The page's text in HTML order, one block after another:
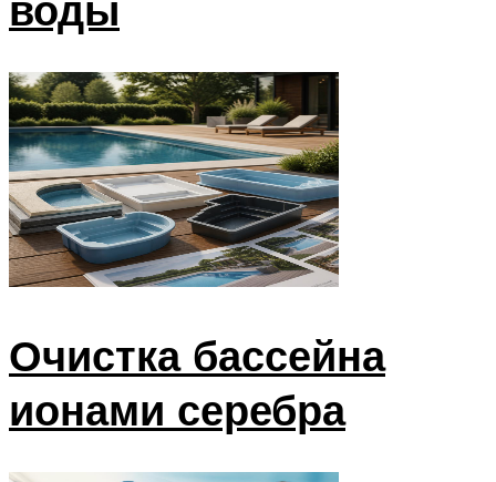
Очистка бассейна
ионами серебра